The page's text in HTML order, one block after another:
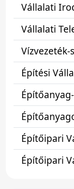
Vállalati
Vállalati
Vízvezeték-
Építési
Építőipari
Építőipari